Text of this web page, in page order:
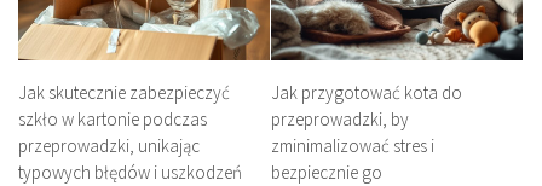
Jak skutecznie zabezpieczyć
szkło w kartonie podczas
przeprowadzki, unikając
typowych błędów i uszkodzeń
Jak przygotować kota do
przeprowadzki, by
zminimalizować stres i
bezpiecznie go